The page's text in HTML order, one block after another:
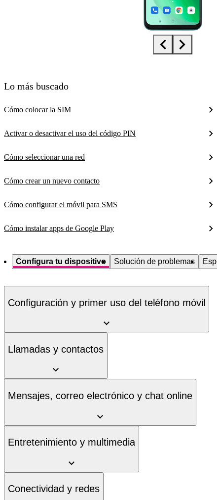
Lo más buscado
Cómo colocar la SIM
Activar o desactivar el uso del código PIN
Cómo seleccionar una red
Cómo crear un nuevo contacto
Cómo configurar el móvil para SMS
Cómo instalar apps de Google Play
Configura tu dispositivo Solución de problemas
Configuración y primer uso del teléfono móvil
Llamadas y contactos
Mensajes, correo electrónico y chat online
Entretenimiento y multimedia
Conectividad y redes